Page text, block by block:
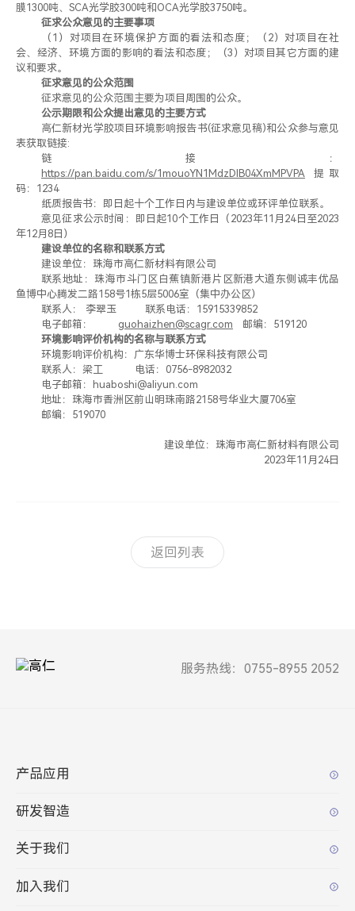
膜1300吨、 SCA光学胶300吨和 OCA光学胶3750吨。
征求公众意见的主要事项
（ 1 ）对项目在环境保护方面的看法和态度；（ 2）对项目在社
会、经济、环境方面的影响的看法和态度；（3 ）对项目其它方面的建
议和要求。
征求意见的公众范围
征求意见的公众范围主要为项目周围的公众。
公示期限和公众提出意见的主要方式
高仁新材光学胶项目环境影响报告书(征求意见稿)和公众参与意见
表获取链接:
链接：
https://pan.baidu.com/s/1mouoYN1MdzDlB04XmMPVPA
提取
码： 1234
纸质报告书：即日起十个工作日内与建设单位或环评单位联系。
意见征求公示时间：即日起10个工作日（ 2023年11 月 24日至2023
年12月 8 日）
建设单位的名称和联系方式
建设单位：珠海市高仁新材料有限公司
联系地址： 珠海市斗门区白蕉镇新港片区新港大道东侧诚丰优品
鱼博中心腾发二路158号1 栋5层5006室（集中办公区）
联系人：
李翠玉 联系电话： 15915339852
电子邮箱：
guohaizhen@scagr.com 邮编： 519120
环境影响评价机构的名称与联系方式
环境影响评价机构：广东华博士环保科技有限公司
联系人： 梁工 电话： 0756-8982032
电子邮箱：
huaboshi@aliyun.com
地址：珠海市香洲区前山明珠南路2158号华业大厦706室
邮编： 519070
建设单位： 珠海市高仁新材料有限公司
2023年11 月 24日
返回列表
服务热线：0755-8955 2052
产品应用
研发智造
关于我们
加入我们